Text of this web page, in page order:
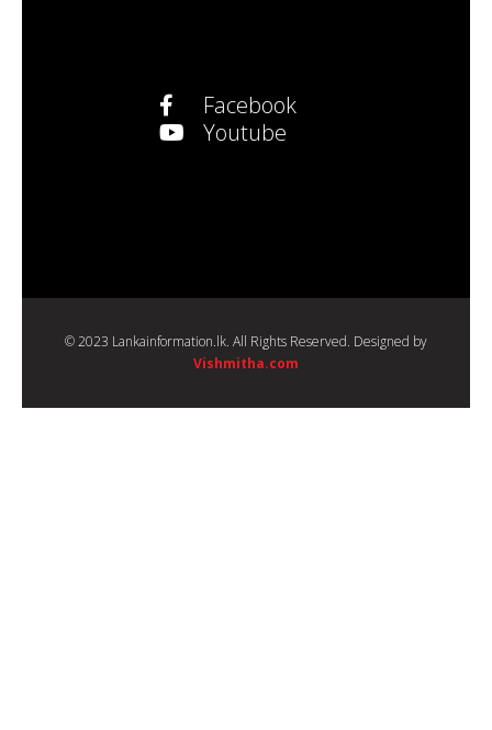
Facebook
Youtube
© 2023 Lankainformation.lk. All Rights Reserved. Designed by
Vishmitha.com